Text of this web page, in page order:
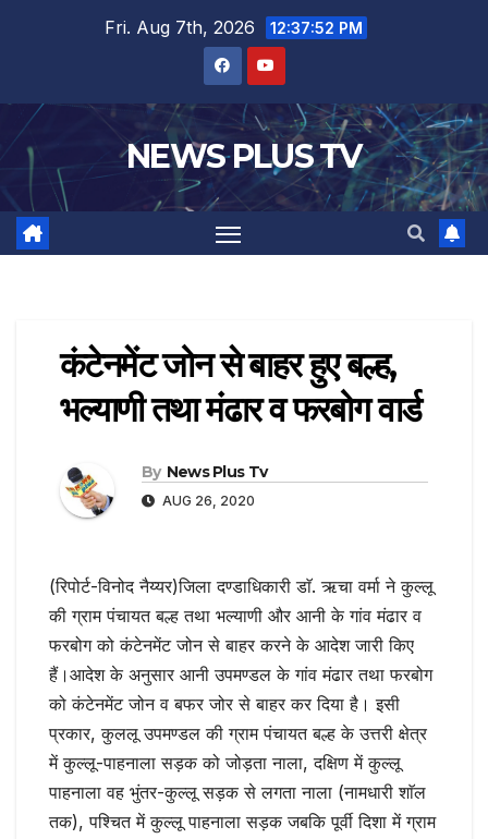
Fri. Aug 7th, 2026 12:37:53 PM
NEWS PLUS TV
कंटेनमेंट जोन से बाहर हुए बल्ह,
भल्याणी तथा मंढार व फरबोग वार्ड
By News Plus Tv
AUG 26, 2020
(रिपोर्ट-विनोद नैय्यर)जिला दण्डाधिकारी डाॅ. ऋचा वर्मा ने कुल्लू
की ग्राम पंचायत बल्ह तथा भल्याणी और आनी के गांव मंढार व
फरबोग को कंटेनमेंट जोन से बाहर करने के आदेश जारी किए
हैं।आदेश के अनुसार आनी उपमण्डल के गांव मंढार तथा फरबोग
को कंटेनमेंट जोन व बफर जोर से बाहर कर दिया है। इसी
प्रकार, कुललू उपमण्डल की ग्राम पंचायत बल्ह के उत्तरी क्षेत्र
में कुल्लू-पाहनाला सड़क को जोड़ता नाला, दक्षिण में कुल्लू
पाहनाला वह भुंतर-कुल्लू सड़क से लगता नाला (नामधारी शाॅल
तक), पश्चित में कुल्लू पाहनाला सड़क जबकि पूर्वी दिशा में ग्राम